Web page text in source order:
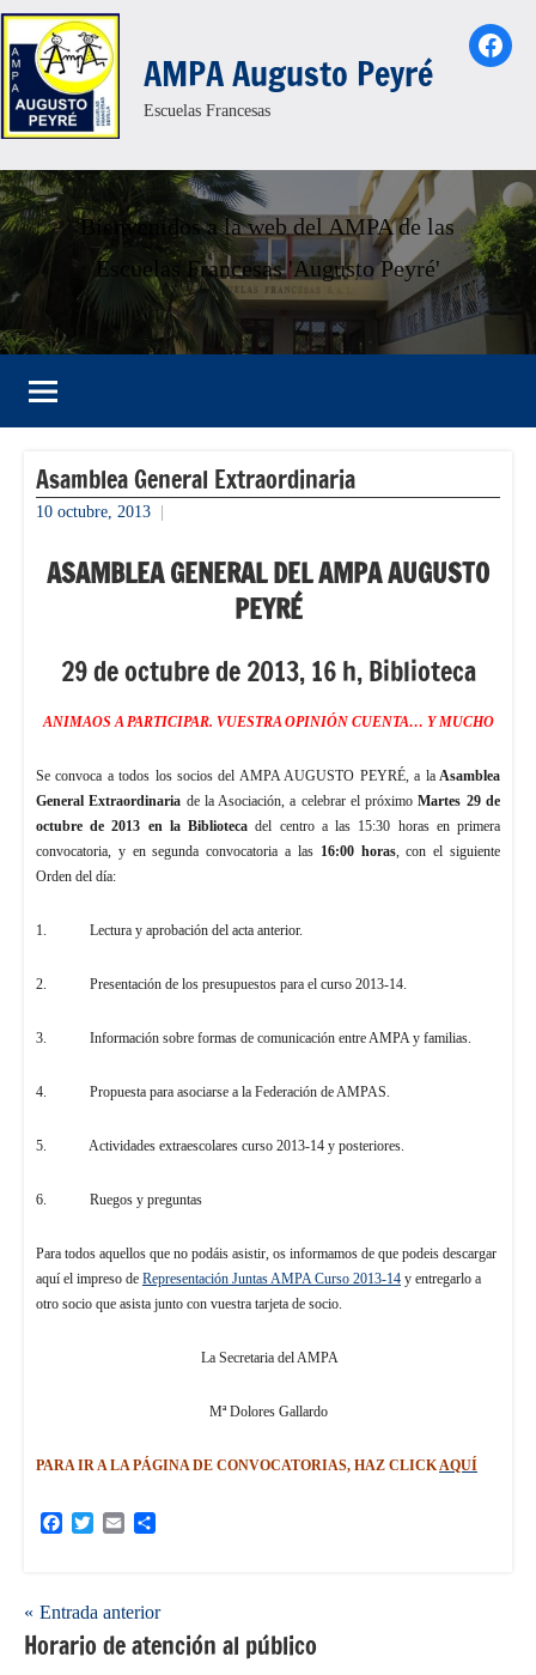
Saltar
al
contenido
AMPA Augusto Peyré
Escuelas Francesas
Bienvenidos a la web del AMPA de las
Escuelas Francesas 'Augusto Peyré'
Asamblea General Extraordinaria
10 octubre, 2013
ASAMBLEA GENERAL DEL AMPA AUGUSTO
PEYRÉ
29 de octubre de 2013, 16 h, Biblioteca
ANIMAOS A PARTICIPAR. VUESTRA OPINIÓN CUENTA… Y MUCHO
Se convoca a todos los socios del AMPA AUGUSTO PEYRÉ, a laAsamblea
General Extraordinaria de la Asociación, a celebrar el próximoMartes 29 de
octubre de 2013 en la Biblioteca del centro a las 15:30 horas en primera
convocatoria, y en segunda convocatoria a las 16:00 horas, con el siguiente
Orden del día:
1. Lectura y aprobación del acta anterior.
2. Presentación de los presupuestos para el curso 2013-14.
3. Información sobre formas de comunicación entre AMPA y familias.
4. Propuesta para asociarse a la Federación de AMPAS.
5. Actividades extraescolares curso 2013-14 y posteriores.
6. Ruegos y preguntas
Para todos aquellos que no podáis asistir, os informamos de que podeis descargar
aquí el impreso de Representación Juntas AMPA Curso 2013-14 y entregarlo a
otro socio que asista junto con vuestra tarjeta de socio.
La Secretaria del AMPA
Mª Dolores Gallardo
PARA IR A LA PÁGINA DE CONVOCATORIAS, HAZ CLICK AQUÍ
FacebookTwitterEmail
Navegación
de
Entrada anterior
Horario de atención al público